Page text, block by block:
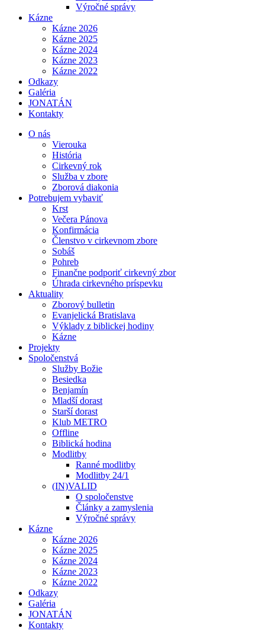
Výročné správy
Kázne
Kázne 2026
Kázne 2025
Kázne 2024
Kázne 2023
Kázne 2022
Odkazy
Galéria
JONATÁN
Kontakty
O nás
Vierouka
História
Cirkevný rok
Služba v zbore
Zborová diakonia
Potrebujem vybaviť
Krst
Večera Pánova
Konfirmácia
Členstvo v cirkevnom zbore
Sobáš
Pohreb
Finančne podporiť cirkevný zbor
Úhrada cirkevného príspevku
Aktuality
Zborový bulletin
Evanjelická Bratislava
Výklady z biblickej hodiny
Kázne
Projekty
Spoločenstvá
Služby Božie
Besiedka
Benjamín
Mladší dorast
Starší dorast
Klub METRO
Offline
Biblická hodina
Modlitby
Ranné modlitby
Modlitby 24/1
(IN)VALID
O spoločenstve
Články a zamyslenia
Výročné správy
Kázne
Kázne 2026
Kázne 2025
Kázne 2024
Kázne 2023
Kázne 2022
Odkazy
Galéria
JONATÁN
Kontakty